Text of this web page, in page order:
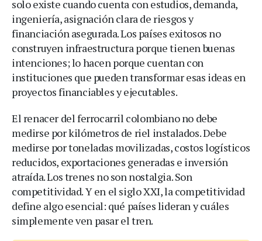
solo existe cuando cuenta con estudios, demanda,
ingeniería, asignación clara de riesgos y
financiación asegurada. Los países exitosos no
construyen infraestructura porque tienen buenas
intenciones; lo hacen porque cuentan con
instituciones que pueden transformar esas ideas en
proyectos financiables y ejecutables.
El renacer del ferrocarril colombiano no debe
medirse por kilómetros de riel instalados. Debe
medirse por toneladas movilizadas, costos logísticos
reducidos, exportaciones generadas e inversión
atraída. Los trenes no son nostalgia. Son
competitividad. Y en el siglo XXI, la competitividad
define algo esencial: qué países lideran y cuáles
simplemente ven pasar el tren.